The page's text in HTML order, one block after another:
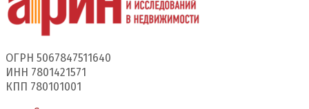
ОГРН 5067847511640
ИНН 7801421571
КПП 780101001